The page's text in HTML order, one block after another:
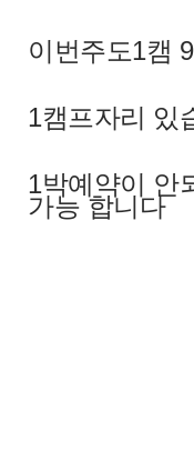
이번주도1캠
1캠프자리 있
1박예약이 안
가능 합니다